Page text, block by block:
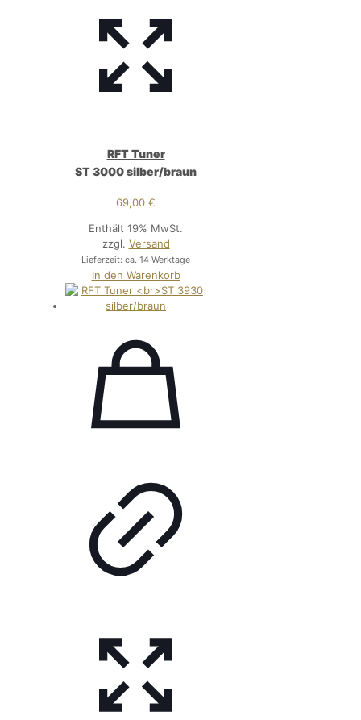
RFT Tuner
ST 3000 silber/braun
69,00€
Enthält 19% MwSt.
zzgl. Versand
Lieferzeit: ca. 14 Werktage
In den Warenkorb